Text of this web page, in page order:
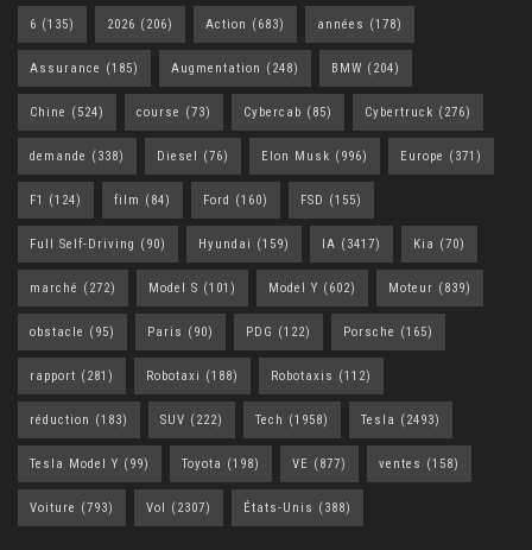
6 (135) 2026 (206) Action (683) années (178)
Assurance (185) Augmentation (248) BMW (204)
Chine (524) course (73) Cybercab (85) Cybertruck (276)
demande (338) Diesel (76) Elon Musk (996) Europe (371)
F1 (124) film (84) Ford (160) FSD (155)
Full Self-Driving (90) Hyundai (159) IA (3417) Kia (70)
marché (272) Model S (101) Model Y (602) Moteur (839)
obstacle (95) Paris (90) PDG (122) Porsche (165)
rapport (281) Robotaxi (188) Robotaxis (112)
réduction (183) SUV (222) Tech (1958) Tesla (2493)
Tesla Model Y (99) Toyota (198) VE (877) ventes (158)
Voiture (793) Vol (2307) États-Unis (388)